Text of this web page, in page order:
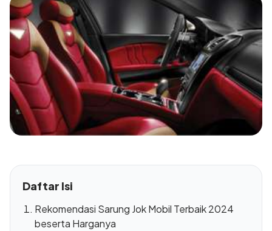
Daftar Isi
Rekomendasi Sarung Jok Mobil Terbaik 2024
beserta Harganya